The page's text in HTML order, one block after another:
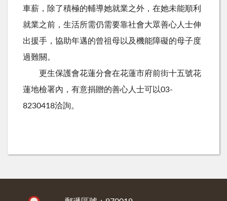
車薪，除了積極的輔導她就業之外，在她未能順利
就業之前，生活所需仍需要靠社會大眾善心人士伸
出援手，協助年邁的曾祖母以及機能障礙的母子度
過難關。
更生保護會花蓮分會在花蓮市府前街十五號花
蓮地檢署內，有意捐贈的善心人士可以03-
8230418洽詢。